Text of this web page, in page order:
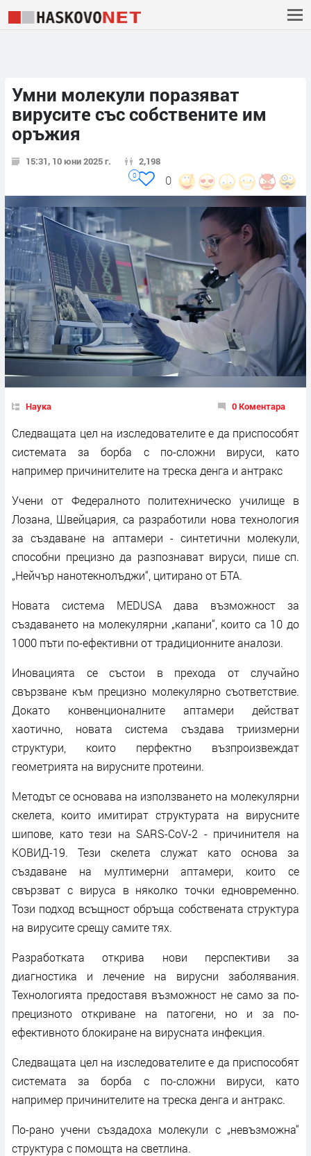
Умни молекули поразяват
вирусите със собствените им
оръжия
15:31, 10 юни 2025 г. 2,198
0
0
Наука 0 Коментара
Следващата цел на изследователите е да приспособят
системата за борба с по-сложни вируси, като
например причинителите на треска денга и антракс
Учени от Федералното политехническо училище в
Лозана, Швейцария, са разработили нова технология
за създаване на аптамери - синтетични молекули,
способни прецизно да разпознават вируси, пише сп.
„Нейчър нанотекнолъджи“, цитирано от БТА.
Новата система MEDUSA дава възможност за
създаването на молекулярни „капани“, които са 10 до
1000 пъти по-ефективни от традиционните аналози.
Иновацията се състои в прехода от случайно
свързване към прецизно молекулярно съответствие.
Докато конвенционалните аптамери действат
хаотично, новата система създава триизмерни
структури, които перфектно възпроизвеждат
геометрията на вирусните протеини.
Методът се основава на използването на молекулярни
скелета, които имитират структурата на вирусните
шипове, като тези на SARS-CoV-2 - причинителя на
КОВИД-19. Тези скелета служат като основа за
създаване на мултимерни аптамери, които се
свързват с вируса в няколко точки едновременно.
Този подход всъщност обръща собствената структура
на вирусите срещу самите тях.
Разработката открива нови перспективи за
диагностика и лечение на вирусни заболявания.
Технологията предоставя възможност не само за по-
прецизното откриване на патогени, но и за по-
ефективното блокиране на вирусната инфекция.
Следващата цел на изследователите е да приспособят
системата за борба с по-сложни вируси, като
например причинителите на треска денга и антракс.
По-рано учени създадоха молекули с „невъзможна“
структура с помощта на светлина.